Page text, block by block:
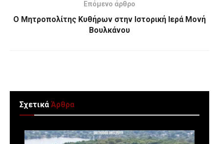
Επόμενο άρθρο
Ο Μητροπολίτης Κυθήρων στην Ιστορική Ιερά Μονή
Βουλκάνου
ΣχετικάΆρθρα